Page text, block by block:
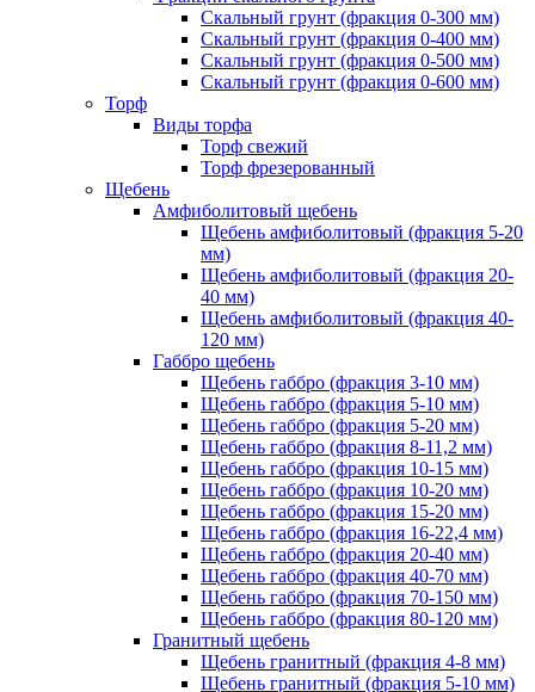
Скальный грунт (фракция 0-300 мм)
Скальный грунт (фракция 0-400 мм)
Скальный грунт (фракция 0-500 мм)
Скальный грунт (фракция 0-600 мм)
Торф
Виды торфа
Торф свежий
Торф фрезерованный
Щебень
Амфиболитовый щебень
Щебень амфиболитовый (фракция 5-20
мм)
Щебень амфиболитовый (фракция 20-
40 мм)
Щебень амфиболитовый (фракция 40-
120 мм)
Габбро щебень
Щебень габбро (фракция 3-10 мм)
Щебень габбро (фракция 5-10 мм)
Щебень габбро (фракция 5-20 мм)
Щебень габбро (фракция 8-11,2 мм)
Щебень габбро (фракция 10-15 мм)
Щебень габбро (фракция 10-20 мм)
Щебень габбро (фракция 15-20 мм)
Щебень габбро (фракция 16-22,4 мм)
Щебень габбро (фракция 20-40 мм)
Щебень габбро (фракция 40-70 мм)
Щебень габбро (фракция 70-150 мм)
Щебень габбро (фракция 80-120 мм)
Гранитный щебень
Щебень гранитный (фракция 4-8 мм)
Щебень гранитный (фракция 5-10 мм)